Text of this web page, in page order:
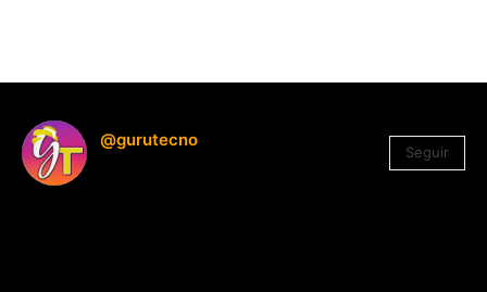
@gurutecno
Seguir